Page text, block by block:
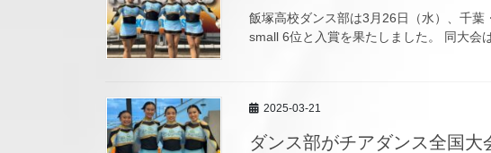
飯塚高校ダンス部は3月26日（水）、千
small 6位と入賞を果たしました。 同大会
2025-03-21
ダンス部がチアダンス全国